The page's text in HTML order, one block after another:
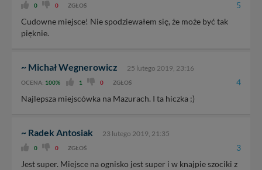
0 0 ZGŁOŚ 5
Cudowne miejsce! Nie spodziewałem się, że może być tak
pięknie.
~ Michał Wegnerowicz 25 lutego 2019, 23:16
OCENA: 100% 1 0 ZGŁOŚ 4
Najlepsza miejscówka na Mazurach. I ta hiczka ;)
~ Radek Antosiak 23 lutego 2019, 21:35
0 0 ZGŁOŚ 3
Jest super. Miejsce na ognisko jest super i w knajpie szociki z